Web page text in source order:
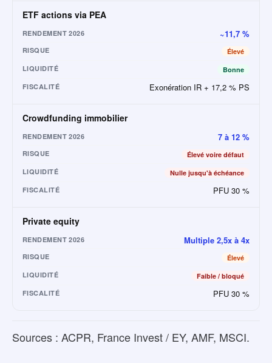
ETF actions via PEA
RENDEMENT 2026 ~11,7 %
RISQUE
Élevé
LIQUIDITÉ
Bonne
FISCALITÉ
Exonération IR + 17,2 % PS
Crowdfunding immobilier
RENDEMENT 2026 7 à 12 %
RISQUE
Élevé voire défaut
LIQUIDITÉ
Nulle jusqu'à échéance
FISCALITÉ
PFU 30 %
Private equity
RENDEMENT 2026 Multiple 2,5x à 4x
RISQUE
Élevé
LIQUIDITÉ
Faible / bloqué
FISCALITÉ
PFU 30 %
Sources : ACPR, France Invest / EY, AMF, MSCI.